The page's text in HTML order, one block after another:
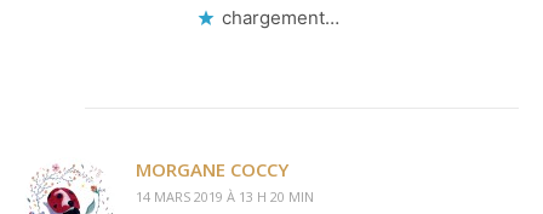
chargement…
MORGANE COCCY
14 MARS 2019 À 13 H 20 MIN